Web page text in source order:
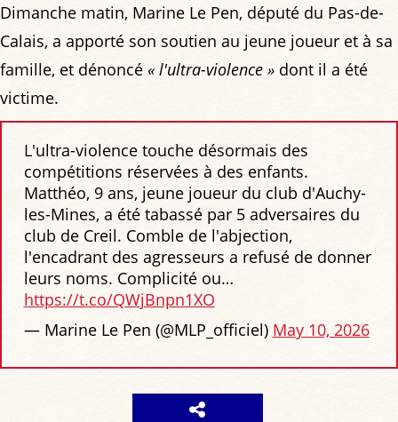
Dimanche matin, Marine Le Pen, député du Pas-de-
Calais, a apporté son soutien au jeune joueur et à sa
famille, et dénoncé « l'ultra-violence » dont il a été
victime.
L'ultra-violence touche désormais des
compétitions réservées à des enfants.
Matthéo, 9 ans, jeune joueur du club d'Auchy-
les-Mines, a été tabassé par 5 adversaires du
club de Creil. Comble de l'abjection,
l'encadrant des agresseurs a refusé de donner
leurs noms. Complicité ou…
https://t.co/QWjBnpn1XO
— Marine Le Pen (@MLP_officiel) May 10, 2026